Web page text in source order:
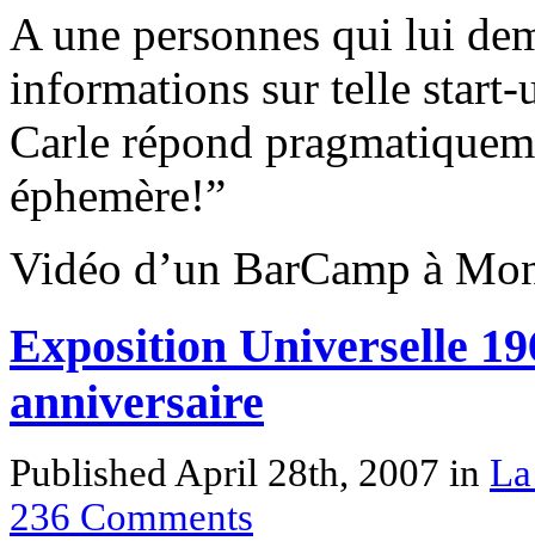
A une personnes qui lui
informations sur telle start-
Carle répond
éphemère!”
Vidéo d’un BarCamp à
Exposition Universelle
anniversaire
Published April 28th, 2007 in
236 Comments